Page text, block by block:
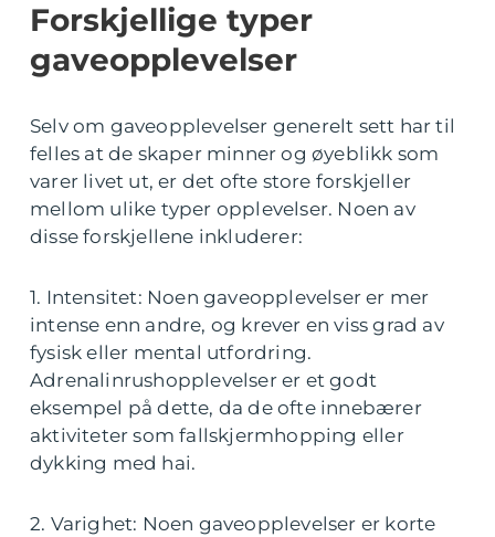
Forskjellige typer
gaveopplevelser
Selv om gaveopplevelser generelt sett har til
felles at de skaper minner og øyeblikk som
varer livet ut, er det ofte store forskjeller
mellom ulike typer opplevelser. Noen av
disse forskjellene inkluderer:
1. Intensitet: Noen gaveopplevelser er mer
intense enn andre, og krever en viss grad av
fysisk eller mental utfordring.
Adrenalinrushopplevelser er et godt
eksempel på dette, da de ofte innebærer
aktiviteter som fallskjermhopping eller
dykking med hai.
2. Varighet: Noen gaveopplevelser er korte